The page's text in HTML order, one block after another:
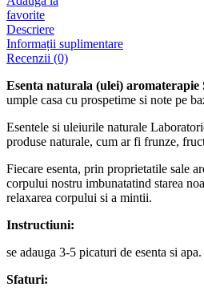
favorite
Descriere
Informații suplimentare
Recenzii (0)
Esenta naturala (ulei) aromaterapie
umple casa cu prospetime si note pe
Esentele si uleiurile naturale
produse naturale, cum ar fi frunze,
Fiecare esenta, prin proprietatile sale
corpului nostru imbunatatind starea
relaxarea corpului si a mintii.
Instructiuni:
se adauga 3-5 picaturi de esenta si apa.
Sfaturi: